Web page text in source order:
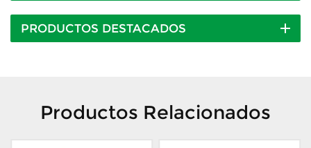
PRODUCTOS DESTACADOS
Productos Relacionados